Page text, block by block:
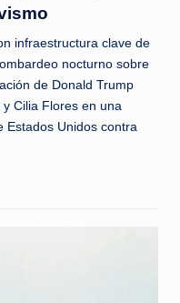
infraestructura clave de
nocturno sobre
de Donald Trump
Cilia Flores en una
Estados Unidos contra